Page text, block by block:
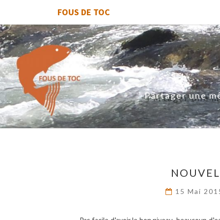
FOUS DE TOC
Partager une
15 Mai